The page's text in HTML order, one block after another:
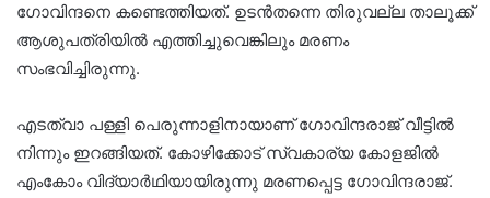
ഗോവിന്ദനെ കണ്ടെത്തിയത്. ഉടൻതന്നെ തിരുവല്ല താലൂക്ക്
ആശുപത്രിയിൽ എത്തിച്ചുവെങ്കിലും മരണം
സംഭവിച്ചിരുന്നു.
എടത്വാ പള്ളി പെരുന്നാളിനായാണ് ഗോവിന്ദരാജ് വീട്ടിൽ
നിന്നും ഇറങ്ങിയത്. കോഴിക്കോട് സ്വകാര്യ കോളജിൽ
എംകോം വിദ്യാർഥിയായിരുന്നു മരണപ്പെട്ട ഗോവിന്ദരാജ്.